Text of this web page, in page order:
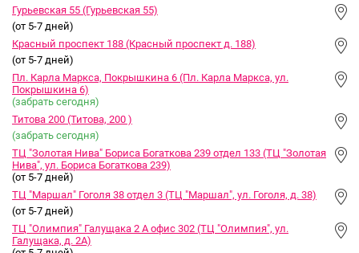
Гурьевская 55 (Гурьевская 55)
(от 5-7 дней)
Красный проспект 188 (Красный проспект д. 188)
(от 5-7 дней)
Пл. Карла Маркса, Покрышкина 6 (Пл. Карла Маркса, ул.
Покрышкина 6)
(забрать сегодня)
Титова 200 (Титова, 200 )
(забрать сегодня)
ТЦ "Золотая Нива" Бориса Богаткова 239 отдел 133 (ТЦ "Золотая
Нива", ул. Бориса Богаткова 239)
(от 5-7 дней)
ТЦ "Маршал" Гоголя 38 отдел 3 (ТЦ "Маршал", ул. Гоголя, д. 38)
(от 5-7 дней)
ТЦ "Олимпия" Галущака 2 А офис 302 (ТЦ "Олимпия", ул.
Галущака, д. 2А)